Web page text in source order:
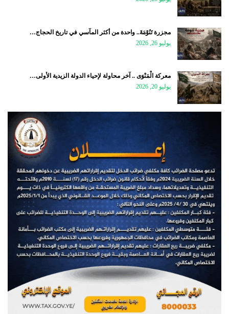
مجزرة تَنُوْمَةَ.. واحدة من أكثر المآسي في تاريخ الحجاج…
يوليو 26, 2026
معركة الْمَنْوَى .. آخر محاولة لإحياء الدولة الزيدية الأولى…
يوليو 20, 2026